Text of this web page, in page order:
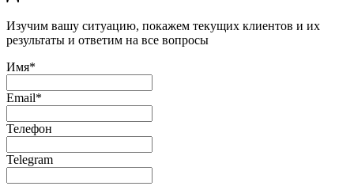
Изучим вашу ситуацию, покажем текущих клиентов и их
результаты и ответим на все вопросы
Имя*
Email*
Телефон
Telegram